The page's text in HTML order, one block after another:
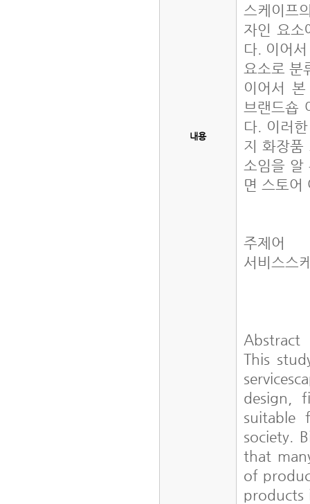
내용
스케이프
자인 요소
다. 이어
요소로 분
이어서
브랜드숍
다. 이러
지 화장품
소임을 알
면 스토어
주제어
서비스스
Abstract
This
design,
suitable
society.
that
of
products